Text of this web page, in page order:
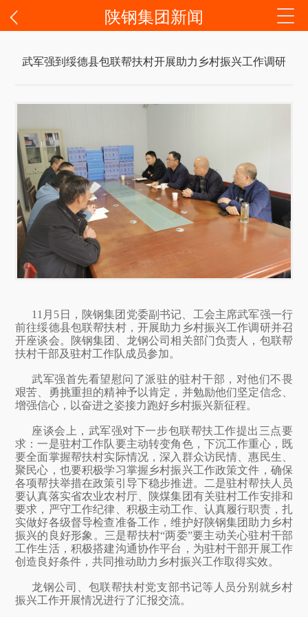
陕钢集团新闻
武军强到绥德县包联帮扶村开展助力乡村振兴工作调研
11月5日，陕钢集团党委副书记、工会主席武军强一行
前往绥德县包联帮扶村，开展助力乡村振兴工作调研并召
开座谈会。陕钢集团、龙钢公司相关部门负责人，包联帮
扶村干部及驻村工作队成员参加。
武军强首先看望慰问了派驻的驻村干部，对他们不畏
艰苦、勇挑重担的精神予以肯定，并勉励他们坚定信念、
增强信心，以奋进之姿接力跑好乡村振兴新征程。
座谈会上，武军强对下一步包联帮扶工作提出三点要
求：一是驻村工作队要主动转变角色，下沉工作重心，既
要全面掌握帮扶村实际情况，深入群众访民情、惠民生、
聚民心，也要积极学习掌握乡村振兴工作政策文件，确保
各项帮扶举措在政策引导下稳步推进。二是驻村帮扶人员
要认真落实省农业农村厅、陕煤集团有关驻村工作安排和
要求，严守工作纪律、积极主动工作、认真履行职责，扎
实做好各级督导检查准备工作，维护好陕钢集团助力乡村
振兴的良好形象。三是帮扶村“两委”要主动关心驻村干部
工作生活，积极搭建沟通协作平台，为驻村干部开展工作
创造良好条件，共同推动助力乡村振兴工作取得实效。
龙钢公司、包联帮扶村党支部书记等人员分别就乡村
振兴工作开展情况进行了汇报交流。